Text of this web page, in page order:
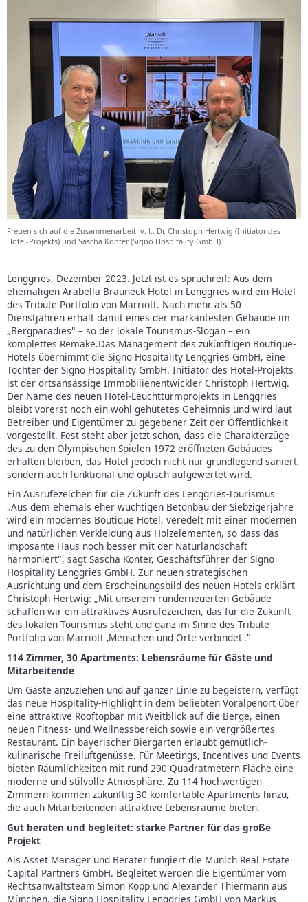
Freuen sich auf die Zusammenarbeit: v. l.: Dr. Christoph Hertwig (Initiator des
Hotel-Projekts) und Sascha Konter (Signo Hospitality GmbH)
Lenggries, Dezember 2023. Jetzt ist es spruchreif: Aus dem
ehemaligen Arabella Brauneck Hotel in Lenggries wird ein Hotel
des Tribute Portfolio von Marriott. Nach mehr als 50
Dienstjahren erhält damit eines der markantesten Gebäude im
„Bergparadies" – so der lokale Tourismus-Slogan – ein
komplettes Remake.Das Management des zukünftigen Boutique-
Hotels übernimmt die Signo Hospitality Lenggries GmbH, eine
Tochter der Signo Hospitality GmbH. Initiator des Hotel-Projekts
ist der ortsansässige Immobilienentwickler Christoph Hertwig.
Der Name des neuen Hotel-Leuchtturmprojekts in Lenggries
bleibt vorerst noch ein wohl gehütetes Geheimnis und wird laut
Betreiber und Eigentümer zu gegebener Zeit der Öffentlichkeit
vorgestellt. Fest steht aber jetzt schon, dass die Charakterzüge
des zu den Olympischen Spielen 1972 eröffneten Gebäudes
erhalten bleiben, das Hotel jedoch nicht nur grundlegend saniert,
sondern auch funktional und optisch aufgewertet wird.
Ein Ausrufezeichen für die Zukunft des Lenggries-Tourismus
„Aus dem ehemals eher wuchtigen Betonbau der Siebzigerjahre
wird ein modernes Boutique Hotel, veredelt mit einer modernen
und natürlichen Verkleidung aus Holzelementen, so dass das
imposante Haus noch besser mit der Naturlandschaft
harmoniert", sagt Sascha Konter, Geschäftsführer der Signo
Hospitality Lenggries GmbH. Zur neuen strategischen
Ausrichtung und dem Erscheinungsbild des neuen Hotels erklärt
Christoph Hertwig: „Mit unserem runderneuerten Gebäude
schaffen wir ein attraktives Ausrufezeichen, das für die Zukunft
des lokalen Tourismus steht und ganz im Sinne des Tribute
Portfolio von Marriott ‚Menschen und Orte verbindet'."
114 Zimmer, 30 Apartments: Lebensräume für Gäste und
Mitarbeitende
Um Gäste anzuziehen und auf ganzer Linie zu begeistern, verfügt
das neue Hospitality-Highlight in dem beliebten Voralpenort über
eine attraktive Rooftopbar mit Weitblick auf die Berge, einen
neuen Fitness- und Wellnessbereich sowie ein vergrößertes
Restaurant. Ein bayerischer Biergarten erlaubt gemütlich-
kulinarische Freiluftgenüsse. Für Meetings, Incentives und Events
bieten Räumlichkeiten mit rund 290 Quadratmetern Fläche eine
moderne und stilvolle Atmosphäre. Zu 114 hochwertigen
Zimmern kommen zukünftig 30 komfortable Apartments hinzu,
die auch Mitarbeitenden attraktive Lebensräume bieten.
Gut beraten und begleitet: starke Partner für das große
Projekt
Als Asset Manager und Berater fungiert die Munich Real Estate
Capital Partners GmbH. Begleitet werden die Eigentümer vom
Rechtsanwaltsteam Simon Kopp und Alexander Thiermann aus
München, die Signo Hospitality Lenggries GmbH von Markus